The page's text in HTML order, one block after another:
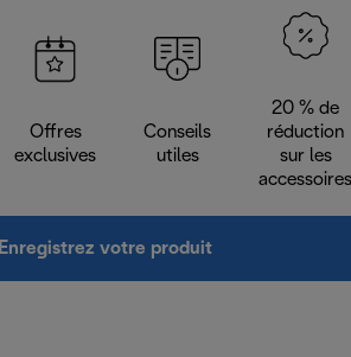
Offres
exclusives
Conseils
utiles
20 % de
réduction
sur les
accessoires
Enregistrez votre produit